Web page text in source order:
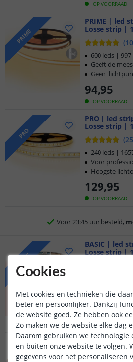
OP VOORRAAD
PRIME
PRIME | led
Losse strip |
(
OP VOORRAAD
94,95
600 leds |
Geeft de
Geen
PRO
PRO | led
Losse strip |
(25
OP VOORRAAD
129,95
240 leds |
Voor
Hoogste
Klantbeoordeling
Voor 23:45 uur besteld,
BASIC
BASIC | led
Losse strip |
OP VOORRAAD
114,95
Strip voor
PREMIUM
PREMIUM |
Losse strip |
Cookies
Met cookies en technieken die
beter en persoonlijker. Dankzij
de website goed. Ze hebben ook
Zo maken we de website elke dag
Daarom gebruiken we technologie
en buiten onze website te volgen.
gegevens voor het personaliseren